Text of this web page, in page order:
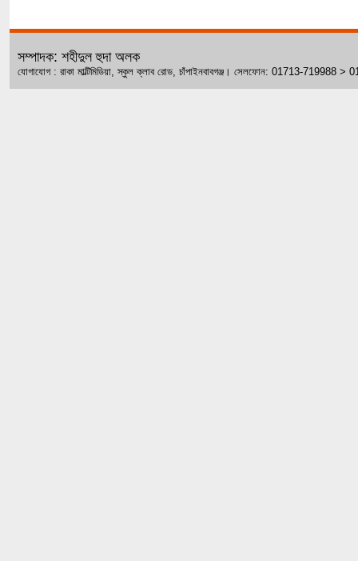
সম্পাদক: শহীদুল হুদা অলক
যোগাযোগ : রাকা মাল্টিমিডিয়া, স্কুল ক্লাব রোড, চাঁপাইনবাবগঞ্জ। সেলফোন: 01713-